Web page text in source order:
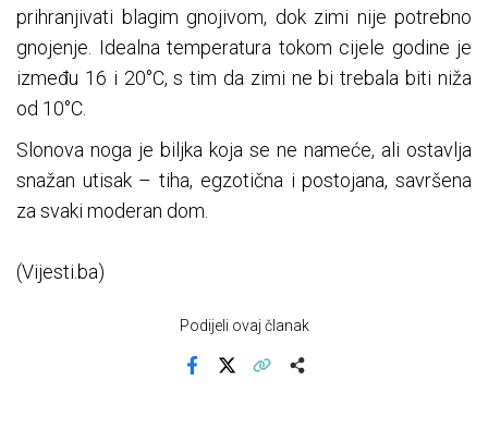
prihranjivati blagim gnojivom, dok zimi nije potrebno
gnojenje. Idealna temperatura tokom cijele godine je
između 16 i 20°C, s tim da zimi ne bi trebala biti niža
od 10°C.
Slonova noga je biljka koja se ne nameće, ali ostavlja
snažan utisak – tiha, egzotična i postojana, savršena
za svaki moderan dom.
(Vijesti.ba)
Podijeli ovaj članak